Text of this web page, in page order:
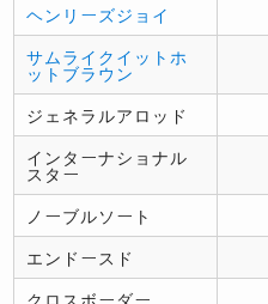
ヘンリーズジョイ
サムライクイットホ
ットブラウン
ジェネラルアロッド
インターナショナル
スター
ノーブルソート
エンドースド
クロスボーダー